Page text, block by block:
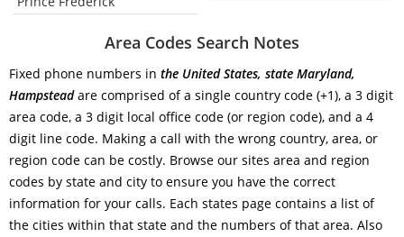
Area Codes Search Notes
Fixed phone numbers in the United States, state Maryland,
Hampsteadare comprised of a single country code (+1), a 3 digit
area code, a 3 digit local office code (or region code), and a 4
digit line code. Making a call with the wrong country, area, or
region code can be costly. Browse our sites area and region
codes by state and city to ensure you have the correct
information for your calls. Each states page contains a list of
the cities within that state and the numbers of that area. Also